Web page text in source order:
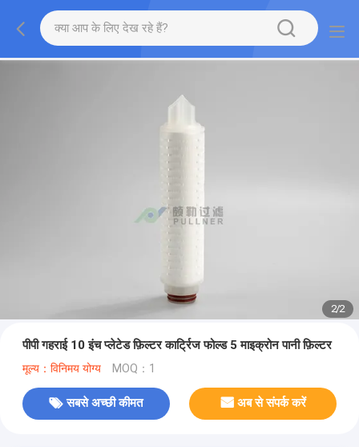
2/2
पीपी गहराई 10 इंच प्लेटेड फ़िल्टर कार्ट्रिज फोल्ड 5 माइक्रोन पानी फ़िल्टर
मूल्य：विनिमय योग्य MOQ：1
सबसे अच्छी कीमत अब से संपर्क करें